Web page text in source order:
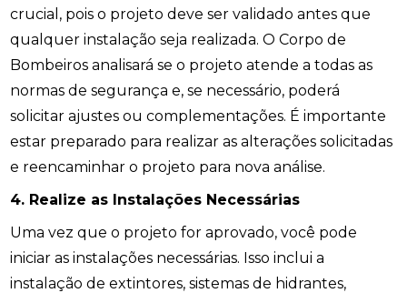
crucial, pois o projeto deve ser validado antes que
qualquer instalação seja realizada. O Corpo de
Bombeiros analisará se o projeto atende a todas as
normas de segurança e, se necessário, poderá
solicitar ajustes ou complementações. É importante
estar preparado para realizar as alterações solicitadas
e reencaminhar o projeto para nova análise.
4. Realize as Instalações Necessárias
Uma vez que o projeto for aprovado, você pode
iniciar as instalações necessárias. Isso inclui a
instalação de extintores, sistemas de hidrantes,